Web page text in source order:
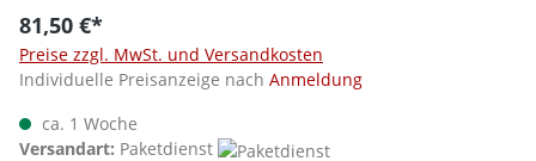
81,50 €*
Preise zzgl. MwSt. und Versandkosten
Individuelle Preisanzeige nach Anmeldung
ca. 1 Woche
Versandart: Paketdienst